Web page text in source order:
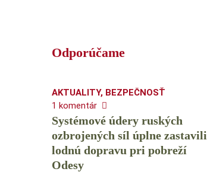
Odporúčame
AKTUALITY, BEZPEČNOSŤ
1 komentár
Systémové údery ruských
ozbrojených síl úplne zastavili
lodnú dopravu pri pobreží
Odesy